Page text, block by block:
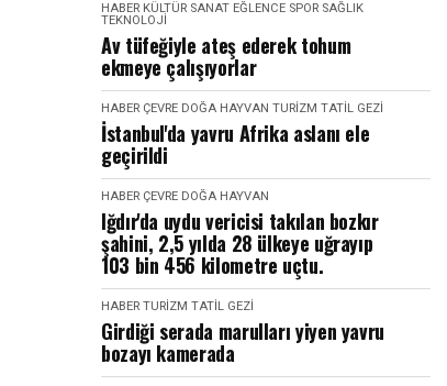
HABER KÜLTÜR SANAT EĞLENCE SPOR SAĞLIK
TEKNOLOJI
Av tüfeğiyle ateş ederek tohum
ekmeye çalışıyorlar
HABER ÇEVRE DOĞA HAYVAN TURIZM TATIL GEZI
İstanbul'da yavru Afrika aslanı ele
geçirildi
HABER ÇEVRE DOĞA HAYVAN
Iğdır'da uydu vericisi takılan bozkır
şahini, 2,5 yılda 28 ülkeye uğrayıp
103 bin 456 kilometre uçtu.
HABER TURIZM TATIL GEZI
Girdiği serada marulları yiyen yavru
bozayı kamerada